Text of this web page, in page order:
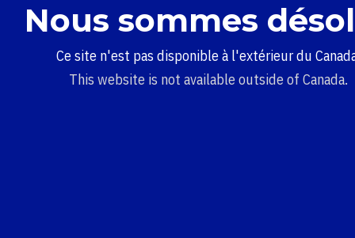
Nous sommes
Ce site n'est pas disponible à l'extérieur du
This website is not available outside of Canada.